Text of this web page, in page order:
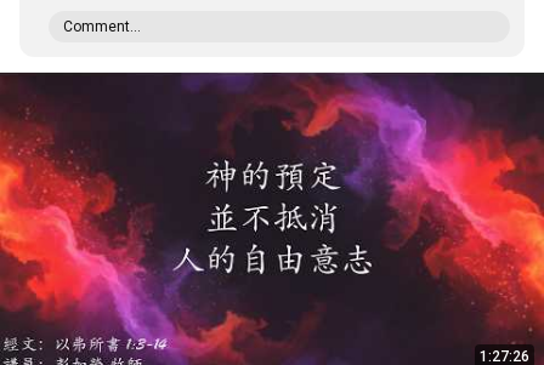
Comment...
1:27:26